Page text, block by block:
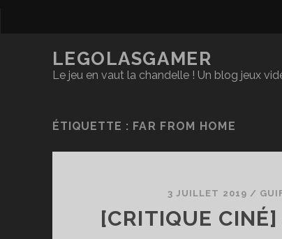
LEGOLASGAMER
Le jeu en vaut la chandelle ! Un blog jeux
ÉTIQUETTE : FAR FROM HOME
3 JUILLET 2019 /
[CRITIQUE